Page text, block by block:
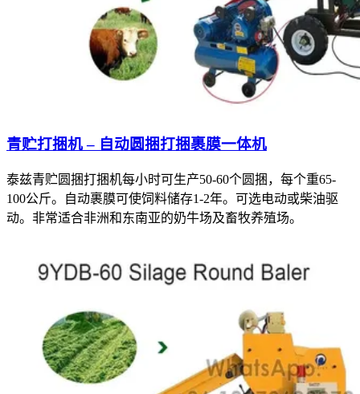
青贮打捆机 – 自动圆捆打捆裹膜一体机
泰兹青贮圆捆打捆机每小时可生产50-60个圆捆，每个重65-
100公斤。自动裹膜可使饲料储存1-2年。可选电动或柴油驱
动。非常适合非洲和东南亚的奶牛场及畜牧养殖场。